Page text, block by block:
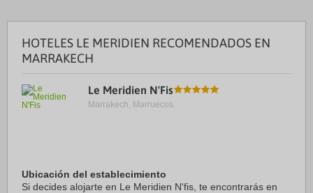
HOTELES LE MERIDIEN RECOMENDADOS EN
MARRAKECH
Le Meridien N'Fis
Marrakech, Marruecos.
Ubicación del establecimiento
Si decides alojarte en Le Meridien N'fis, te encontrarás en